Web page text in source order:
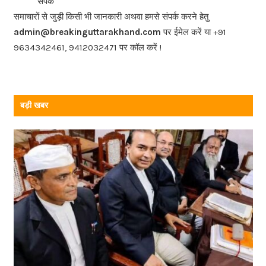
o
o
k
समाचारों से जुड़ी किसी भी जानकारी अथवा हमसे संपर्क करने हेतु
admin@breakinguttarakhand.com पर ईमेल करें या +91
9634342461, 9412032471 पर कॉल करें !
बड़ी खबर